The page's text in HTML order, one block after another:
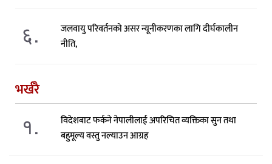
६.
जलवायु परिवर्तनको असर न्यूनीकरणका लागि दीर्घकालीन
नीति,
भर्खरै
१.
विदेशबाट फर्कने नेपालीलाई अपरिचित व्यक्तिका सुन तथा
बहुमूल्य वस्तु नल्याउन आग्रह